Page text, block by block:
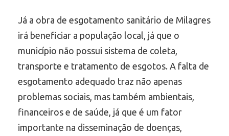
Já a obra de esgotamento sanitário de Milagres
irá beneficiar a população local, já que o
município não possui sistema de coleta,
transporte e tratamento de esgotos. A falta de
esgotamento adequado traz não apenas
problemas sociais, mas também ambientais,
financeiros e de saúde, já que é um fator
importante na disseminação de doenças,